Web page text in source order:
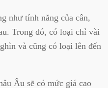
như tính năng của cân,
Trong đó, có loại chỉ vài
và cũng có loại lên đến
Âu sẽ có mức giá cao